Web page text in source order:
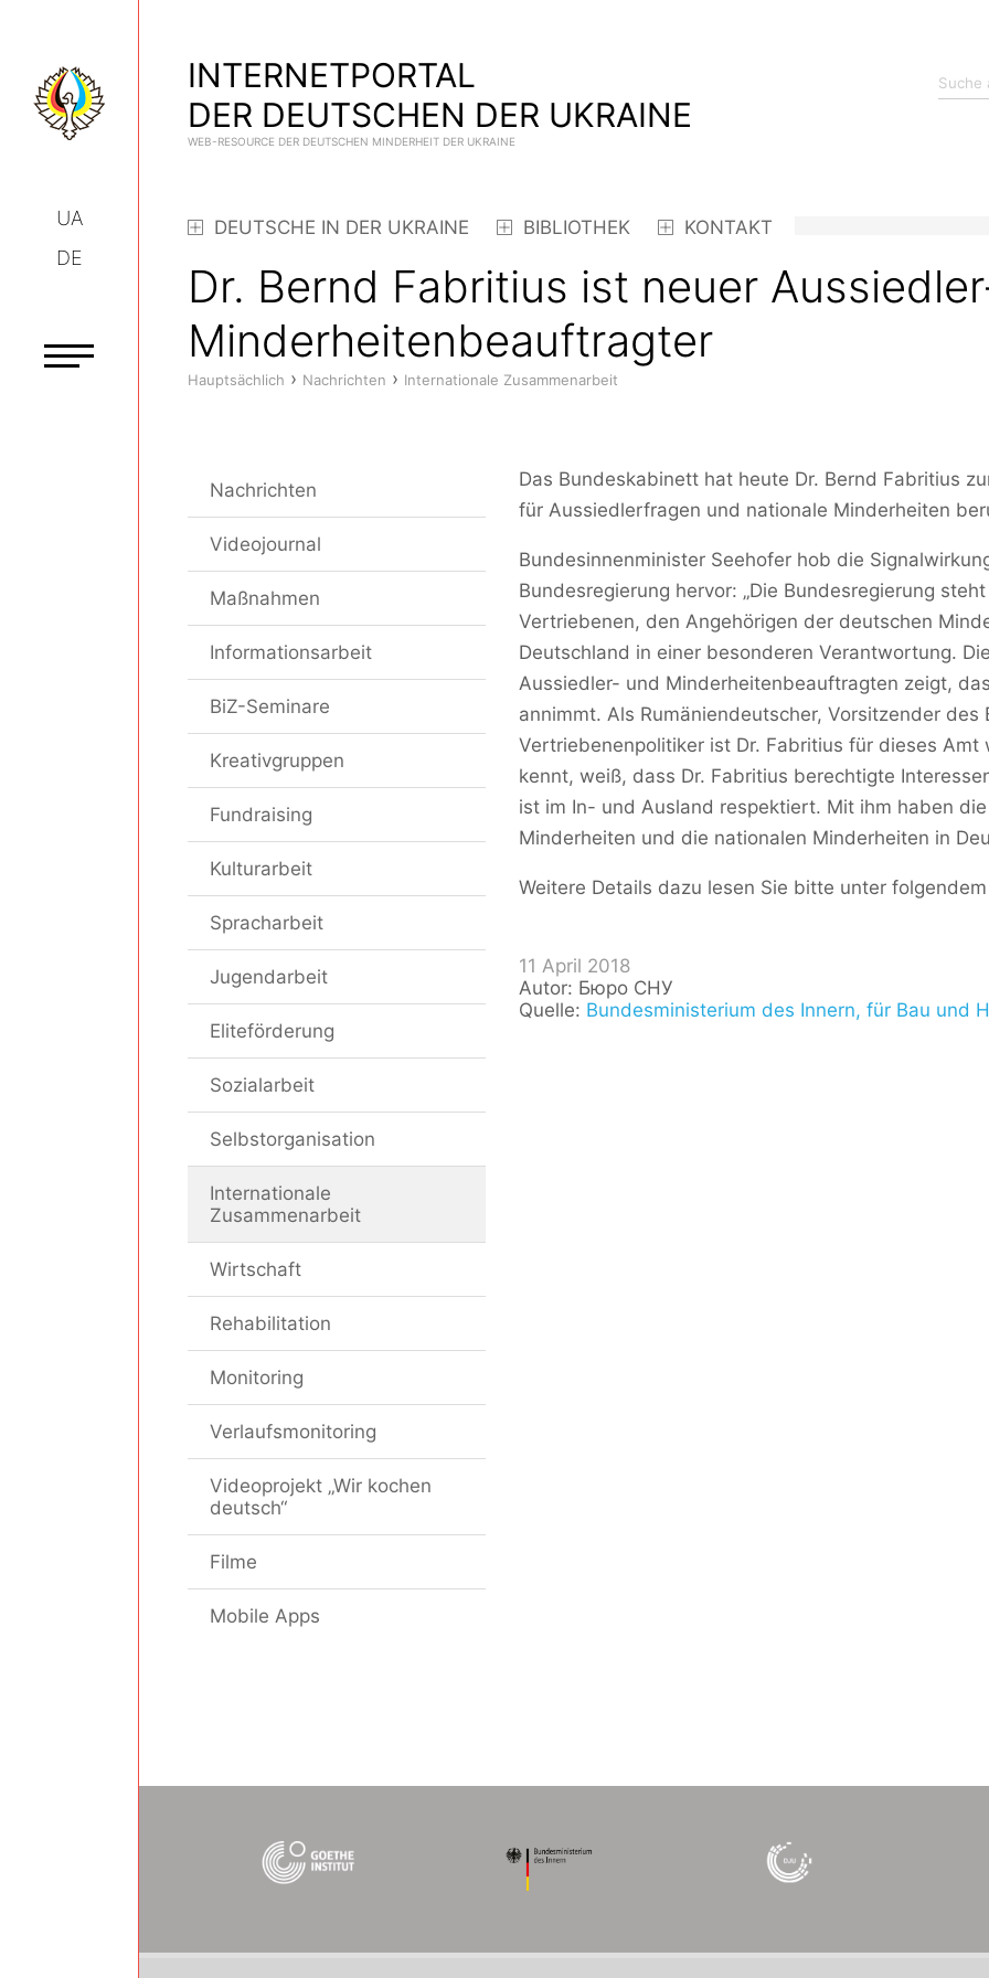
UA
DE
INTERNETPORTAL
DER DEUTSCHEN DER UKRAINE
WEB-RESOURCE DER DEUTSCHEN MINDERHEIT DER UKRAINE
DEUTSCHE IN DER UKRAINE BIBLIOTHEK KONTAKT
Dr. Bernd Fabritius ist neuer
Minderheitenbeauftragter
Hauptsächlich › Nachrichten › Internationale Zusammenarbeit
Nachrichten
Videojournal
Maßnahmen
Informationsarbeit
BiZ-Seminare
Kreativgruppen
Fundraising
Kulturarbeit
Spracharbeit
Jugendarbeit
Eliteförderung
Sozialarbeit
Selbstorganisation
Internationale
Zusammenarbeit
Wirtschaft
Rehabilitation
Monitoring
Verlaufsmonitoring
Videoprojekt „Wir kochen
deutsch“
Filme
Mobile Apps
Das Bundeskabinett hat heute Dr. Bernd Fabritius
für Aussiedlerfragen und nationale Minderheiten
Bundesinnenminister Seehofer hob die
Bundesregierung hervor: „Die Bundesregierung
Vertriebenen, den Angehörigen der deutschen
Deutschland in einer besonderen Verantwortung.
Aussiedler- und Minderheitenbeauftragten zeigt,
annimmt. Als Rumäniendeutscher, Vorsitzender
Vertriebenenpolitiker ist Dr. Fabritius für dieses
kennt, weiß, dass Dr. Fabritius berechtigte
ist im In- und Ausland respektiert. Mit ihm haben
Minderheiten und die nationalen Minderheiten in
Weitere Details dazu lesen Sie bitte unter folgendem
11 April 2018
Autor: Бюро СНУ
Quelle: Bundesministerium des Innern, für Bau und